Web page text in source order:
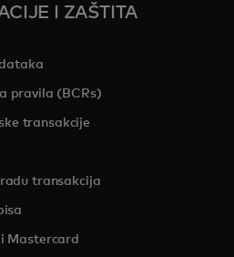
I ZAŠTITA
pravila (BCRs)
transakcije
a new tab
transakcija
Mastercard